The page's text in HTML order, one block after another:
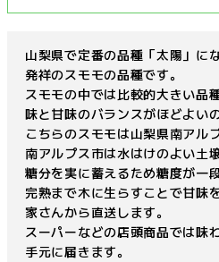
山梨県で定番の品種「太陽」に
発祥のスモモの品種です。
スモモの中では比較的大きい品
味と甘味のバランスがほどよい
こちらのスモモは山梨県南アル
南アルプス市は水はけのよい土
糖分を実に蓄えるため糖度が一
完熟まで木に生らすことで甘味
家さんから直送します。
スーパーなどの店頭商品では味
手元に届きます。